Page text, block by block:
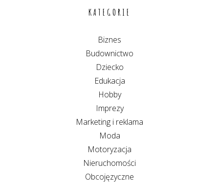
KATEGORIE
Biznes
Budownictwo
Dziecko
Edukacja
Hobby
Imprezy
Marketing i reklama
Moda
Motoryzacja
Nieruchomości
Obcojęzyczne